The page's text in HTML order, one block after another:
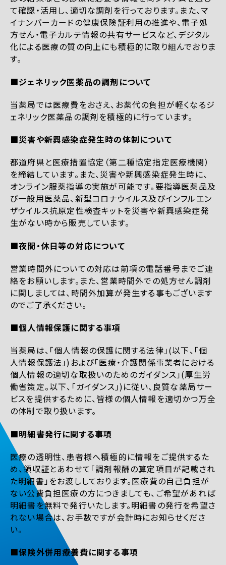
て確認・活用し、適切な調剤を行っております。また、マ
イナンバーカードの健康保険証利用の推進や、電子処
方せん・電子カルテ情報の共有サービスなど、デジタル
化による医療の質の向上にも積極的に取り組んでおりま
す。
■ジェネリック医薬品の調剤について
当薬局では医療費をおさえ、お薬代の負担が軽くなるジ
ェネリック医薬品の調剤を積極的に行っています。
■災害や新興感染症発生時の体制について
都道府県と医療措置協定（第二種協定指定医療機関）
を締結しています。また、災害や新興感染症発生時に、
オンライン服薬指導の実施が可能です。要指導医薬品及
び一般用医薬品、新型コロナウイルス及びインフルエン
ザウイルス抗原定性検査キットを災害や新興感染症発
生がない時から販売しています。
■夜間・休日等の対応について
営業時間外についての対応は前項の電話番号までご連
絡をお願いします。また、営業時間外での処方せん調剤
に関しましては、時間外加算が発生する事もございます
のでご了承ください。
■個人情報保護に関する事項
当薬局は、「個人情報の保護に関する法律」(以下、「個
人情報保護法」)および「医療・介護関係事業者における
個人情報の適切な取扱いのためのガイダンス」(厚生労
働省策定。以下、「ガイダンス」)に従い、良質な薬局サー
ビスを提供するために、皆様の個人情報を適切かつ万全
の体制で取り扱います。
■明細書発行に関する事項
医療の透明性、患者様へ積極的に情報をご提供するた
め、領収証とあわせて「調剤報酬の算定項目が記載され
た明細書」をお渡ししております。医療費の自己負担が
ない公費負担医療の方につきましても、ご希望があれば
明細書を無料で発行いたします。明細書の発行を希望さ
れない場合は、お手数ですが会計時にお知らせくださ
い。
■保険外併用療養費に関する事項